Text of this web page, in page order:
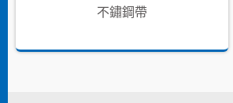
不鏽鋼帶